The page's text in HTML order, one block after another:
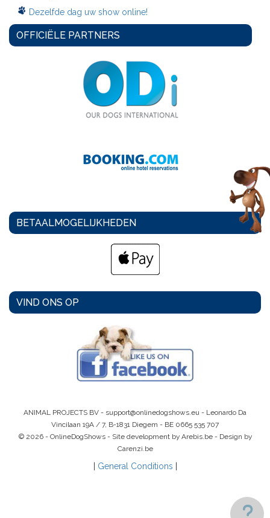
Dezelfde dag uw show online!
OFFICIËLE PARTNERS
BETAALMOGELIJKHEDEN
VIND ONS OP
ANIMAL PROJECTS BV - support@onlinedogshows.eu - Leonardo Da
Vincilaan 19A / 7, B-1831 Diegem - BE 0665 535 707
© 2026 - OnlineDogShows - Site development by Arebis.be - Design by
Carenzi.be
General Conditions